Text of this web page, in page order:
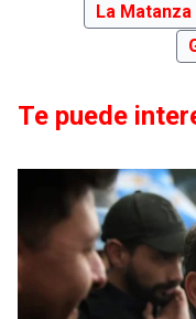
La Matanza
Te puede